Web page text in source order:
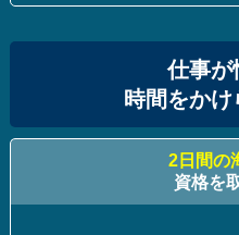
仕事が
時間をかけ
2日間の
資格を